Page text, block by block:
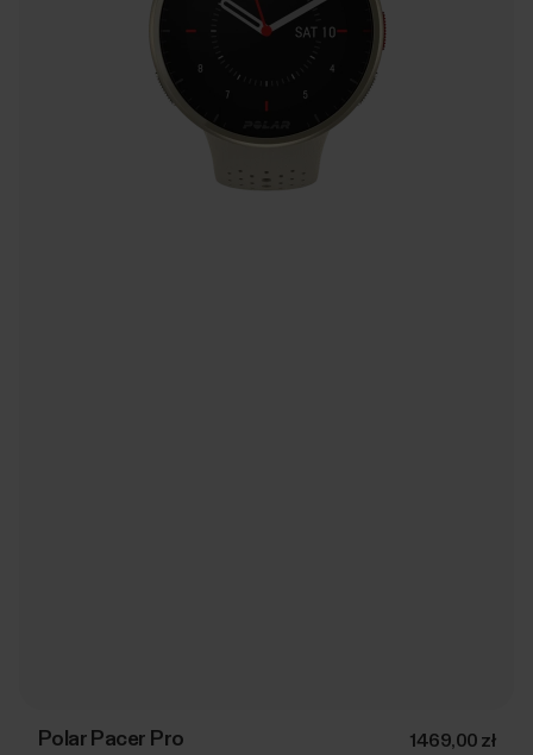
Polar Pacer Pro 1469,00 zł